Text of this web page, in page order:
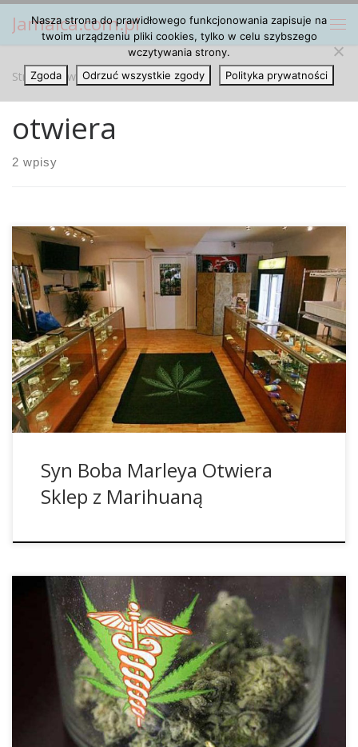
Przejdź do treści
Jamaica.com.pl
Strona główna » otwiera
otwiera
2 wpisy
Damian “Jr. Gong” Marley, czyli 28-letni, najmłodszy syn
Boba Marleya przy współpracy z firmą z Tru Cannabis z
Colorado otworzył sklep Stony Hill z pełną gamą produktów
detalicznych oraz spożywczych, ekstraktów i wiele różnych
odmian marihuany.
Syn Boba Marleya Otwiera
Sklep z Marihuaną
Ameryka Łacińska jest teraz zalewana istną falą zmiany
polityki marihuanowej. Jako pierwszy kraj w 2013 roku
Urugwaj zdecydował się na legalizację tego narkotyku, a
zeszłego roku Sąd najwyższy w Meksyku wydał orzeczenie,
że ściganie osób za to, że używają i uprawiają marihuanę
jest dla organów ścigania zbyt czasochłonne, a dla […]
Nasza strona do prawidłowego funkcjonowania zapisuje na
twoim urządzeniu pliki cookies, tylko w celu szybszego
wczytywania strony.
Zgoda
Odrzuć wszystkie zgody Polityka prywatności